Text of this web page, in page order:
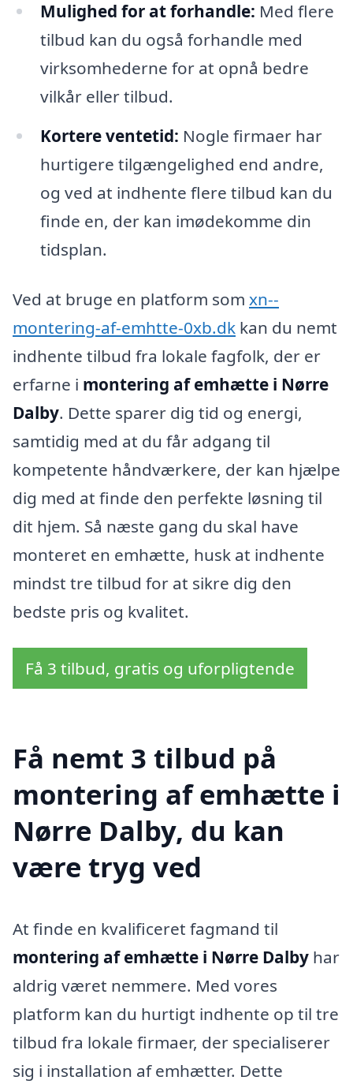
Mulighed for at forhandle: Med flere
tilbud kan du også forhandle med
virksomhederne for at opnå bedre
vilkår eller tilbud.
Kortere ventetid: Nogle firmaer har
hurtigere tilgængelighed end andre,
og ved at indhente flere tilbud kan du
finde en, der kan imødekomme din
tidsplan.
Ved at bruge en platform som xn--
montering-af-emhtte-0xb.dk kan du nemt
indhente tilbud fra lokale fagfolk, der er
erfarne i montering af emhætte i Nørre
Dalby. Dette sparer dig tid og energi,
samtidig med at du får adgang til
kompetente håndværkere, der kan hjælpe
dig med at finde den perfekte løsning til
dit hjem. Så næste gang du skal have
monteret en emhætte, husk at indhente
mindst tre tilbud for at sikre dig den
bedste pris og kvalitet.
Få 3 tilbud, gratis og uforpligtende
Få nemt 3 tilbud på
montering af emhætte i
Nørre Dalby, du kan
være tryg ved
At finde en kvalificeret fagmand til
montering af emhætte i Nørre Dalby har
aldrig været nemmere. Med vores
platform kan du hurtigt indhente op til tre
tilbud fra lokale firmaer, der specialiserer
sig i installation af emhætter. Dette